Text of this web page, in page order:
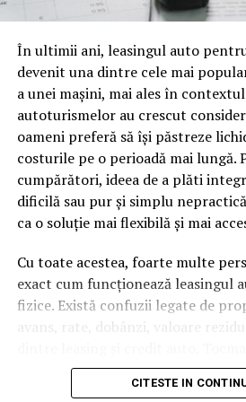
oamenii cu adevărat. Dacă
cuvinte tematice, scrise exact în
caută.
Apoi vine partea de
vizitatorii stau zece, cincisprezece
urmărească replay-ul trimite un
Google nu îți măsoară direct
petrecut, scrollul și revenirile
util e materialul.
Și mai e ceva ce se uită ușor. Un
linkuri aproape de la sine. Cineva
newsletter, altcineva îl citează
partener îl trimite în comunitatea
tău, iar autoritatea e moneda forte
În ultimii ani, leasingul auto
devenit una dintre cele mai
a unei mașini, mai ales în
autoturismelor au crescut
oameni preferă să își păstreze
costurile pe o perioadă mai lungă.
cumpărători, ideea de a plăti
dificilă sau pur și simplu
ca o soluție mai flexibilă și mai
Cu toate acestea, foarte multe
exact cum funcționează leasingul
fizice. Există confuzii legate de
avans, rate, dobânzi, valoare
semnezi orice contract, este
mecanismul acestui tip de
CITESTE IN